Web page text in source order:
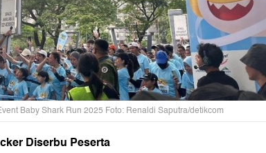
Baby Shark Run 2025 Foto: Renaldi Saputra/detikcom
Diserbu Peserta